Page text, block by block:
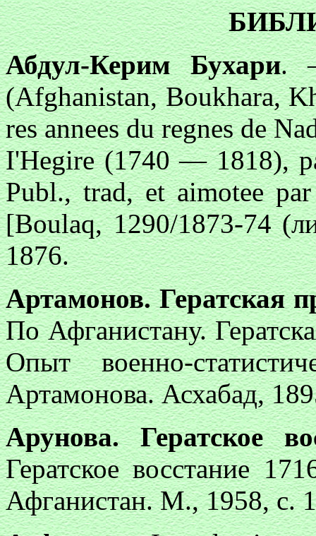
Абдул-Керим Бухари.
(Afghanistan, Boukhara,
res annees du regnes de
I'Hegire (1740 — 1818),
Publ., trad, et aimotee
[Boulaq, 1290/1873-74
1876.
Артамонов. Гератская
По Афганистану.
Опыт военно-
Артамонова. Асхабад,
Арунова. Гератское
Гератское восстание
Афганистан. М., 1958, с.